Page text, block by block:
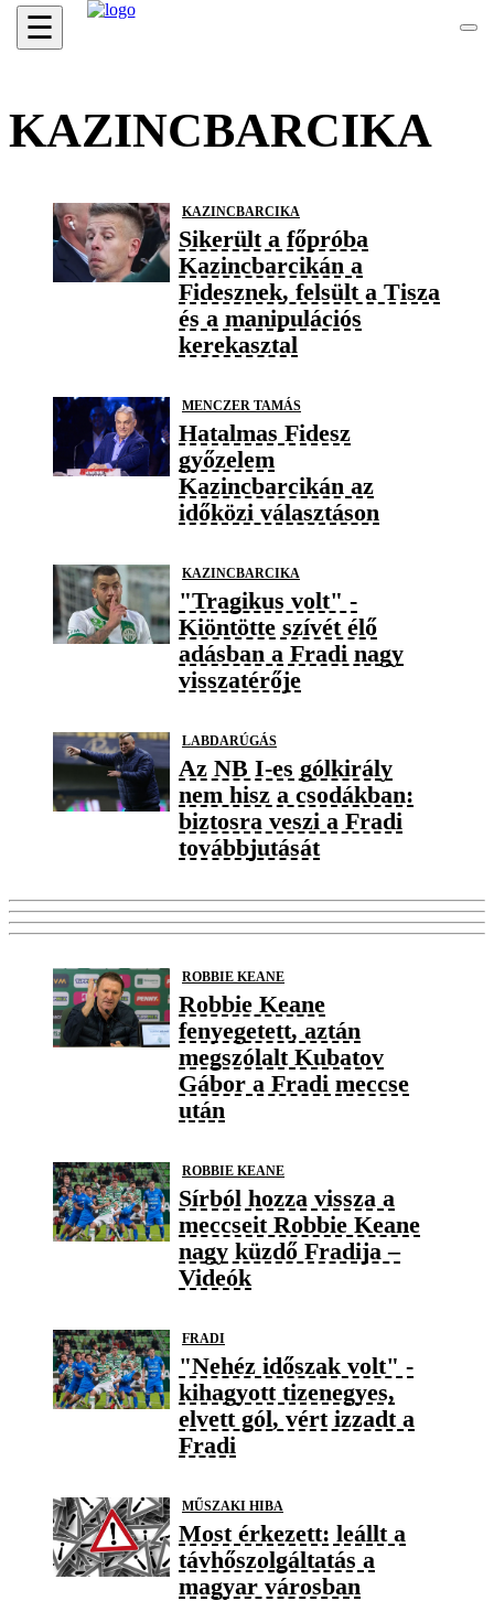
☰
KAZINCBARCIKA
KAZINCBARCIKA
Sikerült a főpróba
Kazincbarcikán a
Fidesznek, felsült a Tisza
és a manipulációs
kerekasztal
MENCZER TAMÁS
Hatalmas Fidesz
győzelem
Kazincbarcikán az
időközi választáson
KAZINCBARCIKA
"Tragikus volt" -
Kiöntötte szívét élő
adásban a Fradi nagy
visszatérője
LABDARÚGÁS
Az NB I-es gólkirály
nem hisz a csodákban:
biztosra veszi a Fradi
továbbjutását
ROBBIE KEANE
Robbie Keane
fenyegetett, aztán
megszólalt Kubatov
Gábor a Fradi meccse
után
ROBBIE KEANE
Sírból hozza vissza a
meccseit Robbie Keane
nagy küzdő Fradija –
Videók
FRADI
"Nehéz időszak volt" -
kihagyott tizenegyes,
elvett gól, vért izzadt a
Fradi
MŰSZAKI HIBA
Most érkezett: leállt a
távhőszolgáltatás a
magyar városban